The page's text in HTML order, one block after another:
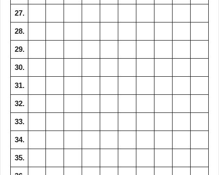
27.
28.
29.
30.
31.
32.
33.
34.
35.